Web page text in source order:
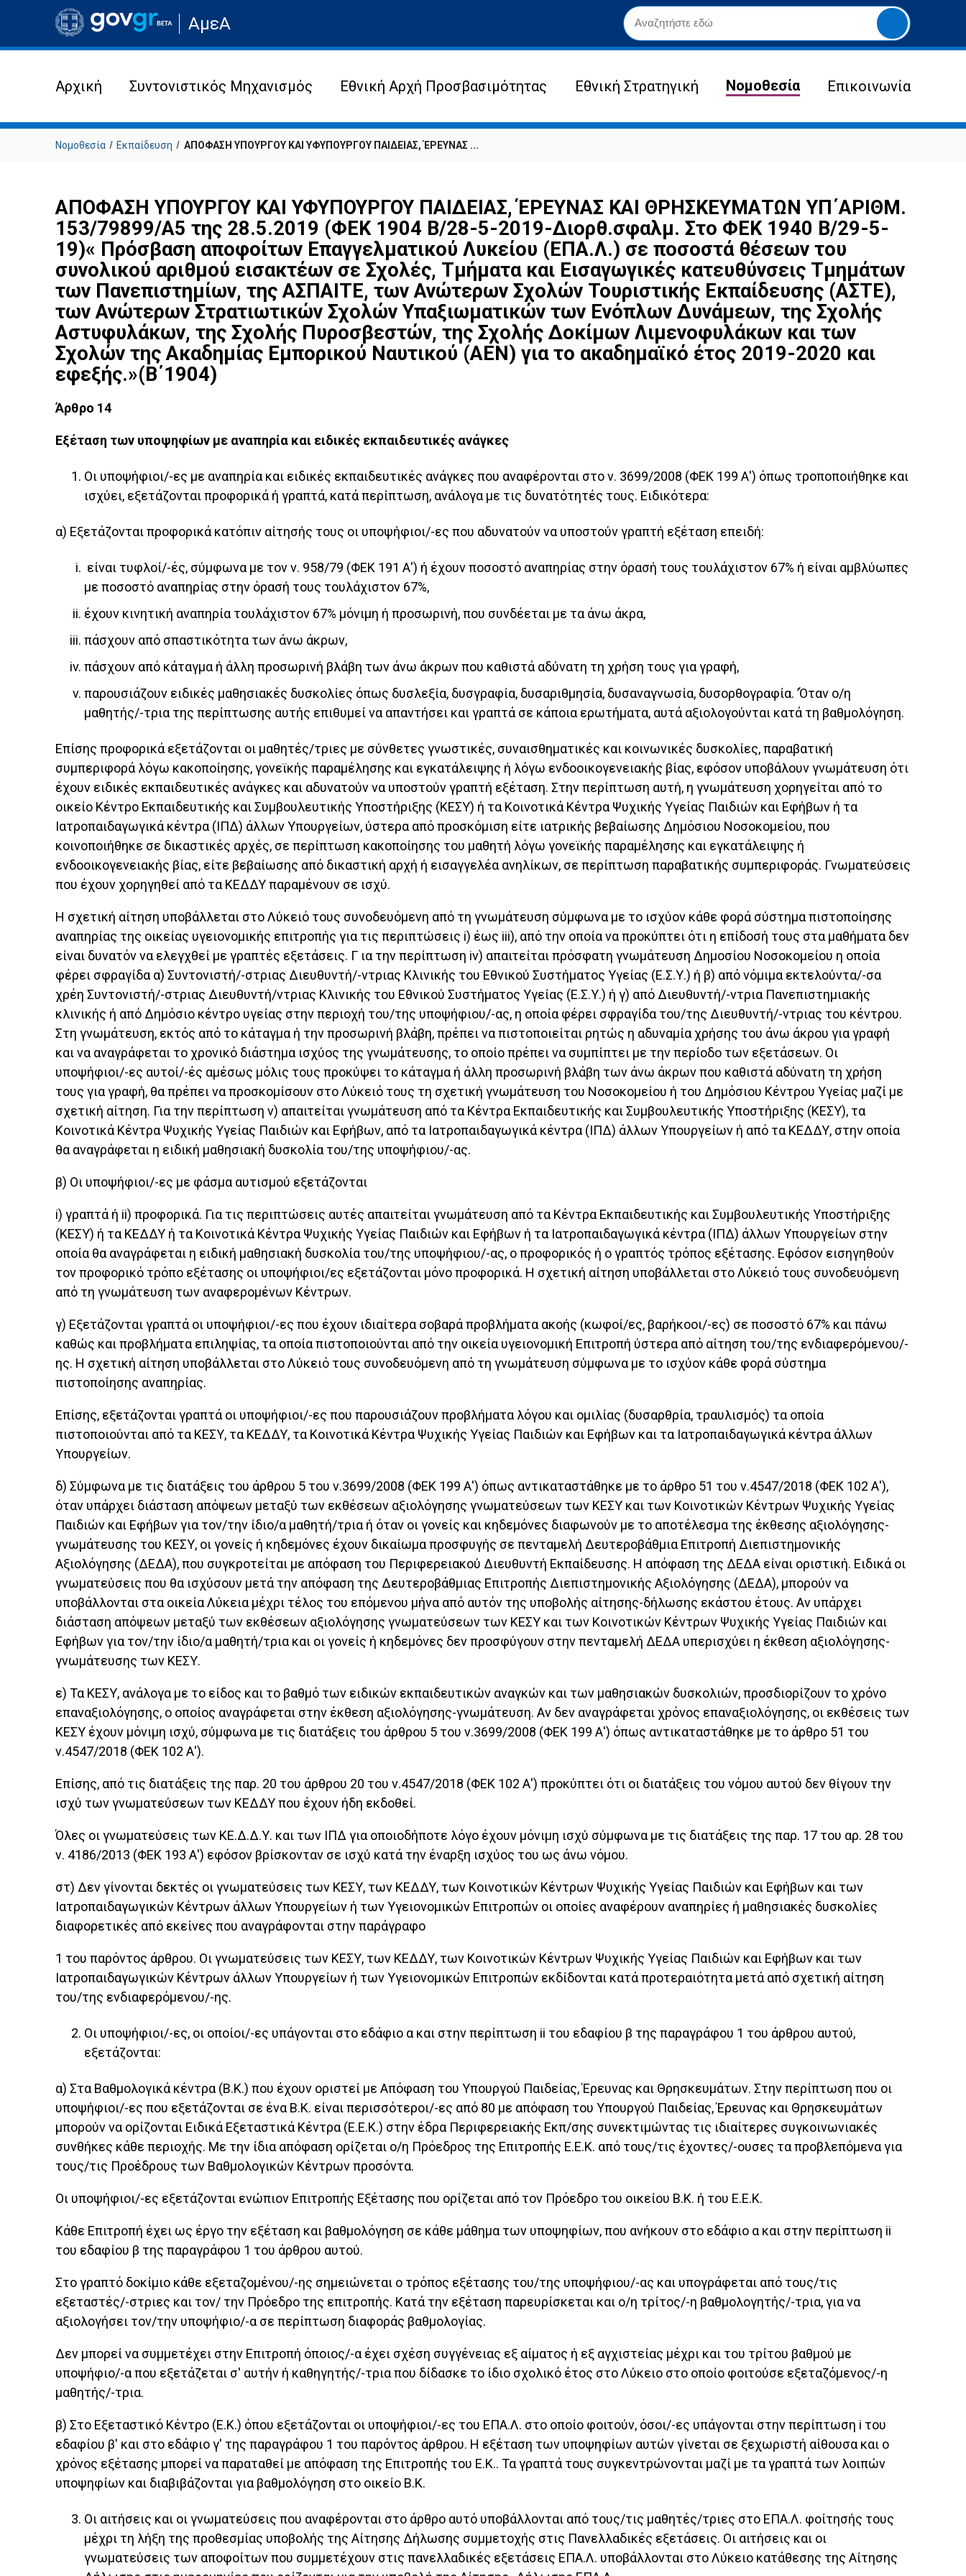
Μετάβαση
στην
σελίδα
ιστότοπου
ΑμεΑ
Yποβολή
αναζήτησης
Αρχική Συντονιστικός Μηχανισμός Εθνική Αρχή Προσβασιμότητας Εθνική Στρατηγική Νομοθεσία Επικοινωνία
Νομοθεσία Εκπαίδευση ΑΠΟΦΑΣΗ ΥΠΟΥΡΓΟΥ ΚΑΙ ΥΦΥΠΟΥΡΓΟΥ ΠΑΙΔΕΙΑΣ, ΈΡΕΥΝΑΣ ...
ΑΠΟΦΑΣΗ ΥΠΟΥΡΓΟΥ ΚΑΙ ΥΦΥΠΟΥΡΓΟΥ ΠΑΙΔΕΙΑΣ, ΈΡΕΥΝΑΣ ΚΑΙ ΘΡΗΣΚΕΥΜΑΤΩΝ ΥΠ΄ΑΡΙΘΜ.
153/79899/Α5 της 28.5.2019 (ΦΕΚ 1904 Β/28-5-2019-Διορθ.σφαλμ. Στο ΦΕΚ 1940 Β/29-5-
19)« Πρόσβαση αποφοίτων Επαγγελματικού Λυκείου (ΕΠΑ.Λ.) σε ποσοστά θέσεων του
συνολικού αριθμού εισακτέων σε Σχολές, Τμήματα και Εισαγωγικές κατευθύνσεις Τμημάτων
των Πανεπιστημίων, της ΑΣΠΑΙΤΕ, των Ανώτερων Σχολών Τουριστικής Εκπαίδευσης (ΑΣΤΕ),
των Ανώτερων Στρατιωτικών Σχολών Υπαξιωματικών των Ενόπλων Δυνάμεων, της Σχολής
Αστυφυλάκων, της Σχολής Πυροσβεστών, της Σχολής Δοκίμων Λιμενοφυλάκων και των
Σχολών της Ακαδημίας Εμπορικού Ναυτικού (ΑΕΝ) για το ακαδημαϊκό έτος 2019-2020 και
εφεξής.»(Β΄1904)
Άρθρο 14
Εξέταση των υποψηφίων με αναπηρία και ειδικές εκπαιδευτικές ανάγκες
Οι υποψήφιοι/-ες με αναπηρία και ειδικές εκπαιδευτικές ανάγκες που αναφέρονται στο ν. 3699/2008 (ΦΕΚ 199 Α') όπως τροποποιήθηκε και
ισχύει, εξετάζονται προφορικά ή γραπτά, κατά περίπτωση, ανάλογα με τις δυνατότητές τους. Ειδικότερα:
α) Εξετάζονται προφορικά κατόπιν αίτησής τους οι υποψήφιοι/-ες που αδυνατούν να υποστούν γραπτή εξέταση επειδή:
είναι τυφλοί/-ές, σύμφωνα με τον ν. 958/79 (ΦΕΚ 191 Α') ή έχουν ποσοστό αναπηρίας στην όρασή τους τουλάχιστον 67% ή είναι αμβλύωπες
με ποσοστό αναπηρίας στην όρασή τους τουλάχιστον 67%,
έχουν κινητική αναπηρία τουλάχιστον 67% μόνιμη ή προσωρινή, που συνδέεται με τα άνω άκρα,
πάσχουν από σπαστικότητα των άνω άκρων,
πάσχουν από κάταγμα ή άλλη προσωρινή βλάβη των άνω άκρων που καθιστά αδύνατη τη χρήση τους για γραφή,
παρουσιάζουν ειδικές μαθησιακές δυσκολίες όπως δυσλεξία, δυσγραφία, δυσαριθμησία, δυσαναγνωσία, δυσορθογραφία. ’Όταν ο/η
μαθητής/-τρια της περίπτωσης αυτής επιθυμεί να απαντήσει και γραπτά σε κάποια ερωτήματα, αυτά αξιολογούνται κατά τη βαθμολόγηση.
Επίσης προφορικά εξετάζονται οι μαθητές/τριες με σύνθετες γνωστικές, συναισθηματικές και κοινωνικές δυσκολίες, παραβατική
συμπεριφορά λόγω κακοποίησης, γονεϊκής παραμέλησης και εγκατάλειψης ή λόγω ενδοοικογενειακής βίας, εφόσον υποβάλουν γνωμάτευση ότι
έχουν ειδικές εκπαιδευτικές ανάγκες και αδυνατούν να υποστούν γραπτή εξέταση. Στην περίπτωση αυτή, η γνωμάτευση χορηγείται από το
οικείο Κέντρο Εκπαιδευτικής και Συμβουλευτικής Υποστήριξης (ΚΕΣΥ) ή τα Κοινοτικά Κέντρα Ψυχικής Υγείας Παιδιών και Εφήβων ή τα
Ιατροπαιδαγωγικά κέντρα (ΙΠΔ) άλλων Υπουργείων, ύστερα από προσκόμιση είτε ιατρικής βεβαίωσης Δημόσιου Νοσοκομείου, που
κοινοποιήθηκε σε δικαστικές αρχές, σε περίπτωση κακοποίησης του μαθητή λόγω γονεϊκής παραμέλησης και εγκατάλειψης ή
ενδοοικογενειακής βίας, είτε βεβαίωσης από δικαστική αρχή ή εισαγγελέα ανηλίκων, σε περίπτωση παραβατικής συμπεριφοράς. Γνωματεύσεις
που έχουν χορηγηθεί από τα ΚΕΔΔΥ παραμένουν σε ισχύ.
Η σχετική αίτηση υποβάλλεται στο Λύκειό τους συνοδευόμενη από τη γνωμάτευση σύμφωνα με το ισχύον κάθε φορά σύστημα πιστοποίησης
αναπηρίας της οικείας υγειονομικής επιτροπής για τις περιπτώσεις i) έως iii), από την οποία να προκύπτει ότι η επίδοσή τους στα μαθήματα δεν
είναι δυνατόν να ελεγχθεί με γραπτές εξετάσεις. Γ ια την περίπτωση iv) απαιτείται πρόσφατη γνωμάτευση Δημοσίου Νοσοκομείου η οποία
φέρει σφραγίδα α) Συντονιστή/-στριας Διευθυντή/-ντριας Κλινικής του Εθνικού Συστήματος Υγείας (Ε.Σ.Υ.) ή β) από νόμιμα εκτελούντα/-σα
χρέη Συντονιστή/-στριας Διευθυντή/ντριας Κλινικής του Εθνικού Συστήματος Υγείας (Ε.Σ.Υ.) ή γ) από Διευθυντή/-ντρια Πανεπιστημιακής
κλινικής ή από Δημόσιο κέντρο υγείας στην περιοχή του/της υποψήφιου/-ας, η οποία φέρει σφραγίδα του/της Διευθυντή/-ντριας του κέντρου.
Στη γνωμάτευση, εκτός από το κάταγμα ή την προσωρινή βλάβη, πρέπει να πιστοποιείται ρητώς η αδυναμία χρήσης του άνω άκρου για γραφή
και να αναγράφεται το χρονικό διάστημα ισχύος της γνωμάτευσης, το οποίο πρέπει να συμπίπτει με την περίοδο των εξετάσεων. Οι
υποψήφιοι/-ες αυτοί/-ές αμέσως μόλις τους προκύψει το κάταγμα ή άλλη προσωρινή βλάβη των άνω άκρων που καθιστά αδύνατη τη χρήση
τους για γραφή, θα πρέπει να προσκομίσουν στο Λύκειό τους τη σχετική γνωμάτευση του Νοσοκομείου ή του Δημόσιου Κέντρου Υγείας μαζί με
σχετική αίτηση. Για την περίπτωση ν) απαιτείται γνωμάτευση από τα Κέντρα Εκπαιδευτικής και Συμβουλευτικής Υποστήριξης (ΚΕΣΥ), τα
Κοινοτικά Κέντρα Ψυχικής Υγείας Παιδιών και Εφήβων, από τα Ιατροπαιδαγωγικά κέντρα (ΙΠΔ) άλλων Υπουργείων ή από τα ΚΕΔΔΥ, στην οποία
θα αναγράφεται η ειδική μαθησιακή δυσκολία του/της υποψήφιου/-ας.
β) Οι υποψήφιοι/-ες με φάσμα αυτισμού εξετάζονται
i) γραπτά ή ii) προφορικά. Για τις περιπτώσεις αυτές απαιτείται γνωμάτευση από τα Κέντρα Εκπαιδευτικής και Συμβουλευτικής Υποστήριξης
(ΚΕΣΥ) ή τα ΚΕΔΔΥ ή τα Κοινοτικά Κέντρα Ψυχικής Υγείας Παιδιών και Εφήβων ή τα Ιατροπαιδαγωγικά κέντρα (ΙΠΔ) άλλων Υπουργείων στην
οποία θα αναγράφεται η ειδική μαθησιακή δυσκολία του/της υποψήφιου/-ας, ο προφορικός ή ο γραπτός τρόπος εξέτασης. Εφόσον εισηγηθούν
τον προφορικό τρόπο εξέτασης οι υποψήφιοι/ες εξετάζονται μόνο προφορικά. Η σχετική αίτηση υποβάλλεται στο Λύκειό τους συνοδευόμενη
από τη γνωμάτευση των αναφερομένων Κέντρων.
γ) Εξετάζονται γραπτά οι υποψήφιοι/-ες που έχουν ιδιαίτερα σοβαρά προβλήματα ακοής (κωφοί/ες, βαρήκοοι/-ες) σε ποσοστό 67% και πάνω
καθώς και προβλήματα επιληψίας, τα οποία πιστοποιούνται από την οικεία υγειονομική Επιτροπή ύστερα από αίτηση του/της ενδιαφερόμενου/-
ης. Η σχετική αίτηση υποβάλλεται στο Λύκειό τους συνοδευόμενη από τη γνωμάτευση σύμφωνα με το ισχύον κάθε φορά σύστημα
πιστοποίησης αναπηρίας.
Επίσης, εξετάζονται γραπτά οι υποψήφιοι/-ες που παρουσιάζουν προβλήματα λόγου και ομιλίας (δυσαρθρία, τραυλισμός) τα οποία
πιστοποιούνται από τα ΚΕΣΥ, τα ΚΕΔΔΥ, τα Κοινοτικά Κέντρα Ψυχικής Υγείας Παιδιών και Εφήβων και τα Ιατροπαιδαγωγικά κέντρα άλλων
Υπουργείων.
δ) Σύμφωνα με τις διατάξεις του άρθρου 5 του ν.3699/2008 (ΦΕΚ 199 Α') όπως αντικαταστάθηκε με το άρθρο 51 του ν.4547/2018 (ΦΕΚ 102 Α'),
όταν υπάρχει διάσταση απόψεων μεταξύ των εκθέσεων αξιολόγησης γνωματεύσεων των ΚΕΣΥ και των Κοινοτικών Κέντρων Ψυχικής Υγείας
Παιδιών και Εφήβων για τον/την ίδιο/α μαθητή/τρια ή όταν οι γονείς και κηδεμόνες διαφωνούν με το αποτέλεσμα της έκθεσης αξιολόγησης-
γνωμάτευσης του ΚΕΣΥ, οι γονείς ή κηδεμόνες έχουν δικαίωμα προσφυγής σε πενταμελή Δευτεροβάθμια Επιτροπή Διεπιστημονικής
Αξιολόγησης (ΔΕΔΑ), που συγκροτείται με απόφαση του Περιφερειακού Διευθυντή Εκπαίδευσης. Η απόφαση της ΔΕΔΑ είναι οριστική. Ειδικά οι
γνωματεύσεις που θα ισχύσουν μετά την απόφαση της Δευτεροβάθμιας Επιτροπής Διεπιστημονικής Αξιολόγησης (ΔΕΔΑ), μπορούν να
υποβάλλονται στα οικεία Λύκεια μέχρι τέλος του επόμενου μήνα από αυτόν της υποβολής αίτησης-δήλωσης εκάστου έτους. Αν υπάρχει
διάσταση απόψεων μεταξύ των εκθέσεων αξιολόγησης γνωματεύσεων των ΚΕΣΥ και των Κοινοτικών Κέντρων Ψυχικής Υγείας Παιδιών και
Εφήβων για τον/την ίδιο/α μαθητή/τρια και οι γονείς ή κηδεμόνες δεν προσφύγουν στην πενταμελή ΔΕΔΑ υπερισχύει η έκθεση αξιολόγησης-
γνωμάτευσης των ΚΕΣΥ.
ε) Τα ΚΕΣΥ, ανάλογα με το είδος και το βαθμό των ειδικών εκπαιδευτικών αναγκών και των μαθησιακών δυσκολιών, προσδιορίζουν το χρόνο
επαναξιολόγησης, ο οποίος αναγράφεται στην έκθεση αξιολόγησης-γνωμάτευση. Αν δεν αναγράφεται χρόνος επαναξιολόγησης, οι εκθέσεις των
ΚΕΣΥ έχουν μόνιμη ισχύ, σύμφωνα με τις διατάξεις του άρθρου 5 του ν.3699/2008 (ΦΕΚ 199 Α') όπως αντικαταστάθηκε με το άρθρο 51 του
ν.4547/2018 (ΦΕΚ 102 Α').
Επίσης, από τις διατάξεις της παρ. 20 του άρθρου 20 του ν.4547/2018 (ΦΕΚ 102 Α') προκύπτει ότι οι διατάξεις του νόμου αυτού δεν θίγουν την
ισχύ των γνωματεύσεων των ΚΕΔΔΥ που έχουν ήδη εκδοθεί.
Όλες οι γνωματεύσεις των ΚΕ.Δ.Δ.Υ. και των ΙΠΔ για οποιοδήποτε λόγο έχουν μόνιμη ισχύ σύμφωνα με τις διατάξεις της παρ. 17 του αρ. 28 του
ν. 4186/2013 (ΦΕΚ 193 Α') εφόσον βρίσκονταν σε ισχύ κατά την έναρξη ισχύος του ως άνω νόμου.
στ) Δεν γίνονται δεκτές οι γνωματεύσεις των ΚΕΣΥ, των ΚΕΔΔΥ, των Κοινοτικών Κέντρων Ψυχικής Υγείας Παιδιών και Εφήβων και των
Ιατροπαιδαγωγικών Κέντρων άλλων Υπουργείων ή των Υγειονομικών Επιτροπών οι οποίες αναφέρουν αναπηρίες ή μαθησιακές δυσκολίες
διαφορετικές από εκείνες που αναγράφονται στην παράγραφο
1 του παρόντος άρθρου. Οι γνωματεύσεις των ΚΕΣΥ, των ΚΕΔΔΥ, των Κοινοτικών Κέντρων Ψυχικής Υγείας Παιδιών και Εφήβων και των
Ιατροπαιδαγωγικών Κέντρων άλλων Υπουργείων ή των Υγειονομικών Επιτροπών εκδίδονται κατά προτεραιότητα μετά από σχετική αίτηση
του/της ενδιαφερόμενου/-ης.
Οι υποψήφιοι/-ες, οι οποίοι/-ες υπάγονται στο εδάφιο α και στην περίπτωση ii του εδαφίου β της παραγράφου 1 του άρθρου αυτού,
εξετάζονται:
α) Στα Βαθμολογικά κέντρα (Β.Κ.) που έχουν οριστεί με Απόφαση του Υπουργού Παιδείας, Έρευνας και Θρησκευμάτων. Στην περίπτωση που οι
υποψήφιοι/-ες που εξετάζονται σε ένα Β.Κ. είναι περισσότεροι/-ες από 80 με απόφαση του Υπουργού Παιδείας, Έρευνας και Θρησκευμάτων
μπορούν να ορίζονται Ειδικά Εξεταστικά Κέντρα (Ε.Ε.Κ.) στην έδρα Περιφερειακής Εκπ/σης συνεκτιμώντας τις ιδιαίτερες συγκοινωνιακές
συνθήκες κάθε περιοχής. Με την ίδια απόφαση ορίζεται ο/η Πρόεδρος της Επιτροπής Ε.Ε.Κ. από τους/τις έχοντες/-ουσες τα προβλεπόμενα για
τους/τις Προέδρους των Βαθμολογικών Κέντρων προσόντα.
Οι υποψήφιοι/-ες εξετάζονται ενώπιον Επιτροπής Εξέτασης που ορίζεται από τον Πρόεδρο του οικείου Β.Κ. ή του Ε.Ε.Κ.
Κάθε Επιτροπή έχει ως έργο την εξέταση και βαθμολόγηση σε κάθε μάθημα των υποψηφίων, που ανήκουν στο εδάφιο α και στην περίπτωση ii
του εδαφίου β της παραγράφου 1 του άρθρου αυτού.
Στο γραπτό δοκίμιο κάθε εξεταζομένου/-ης σημειώνεται ο τρόπος εξέτασης του/της υποψήφιου/-ας και υπογράφεται από τους/τις
εξεταστές/-στριες και τον/ την Πρόεδρο της επιτροπής. Κατά την εξέταση παρευρίσκεται και ο/η τρίτος/-η βαθμολογητής/-τρια, για να
αξιολογήσει τον/την υποψήφιο/-α σε περίπτωση διαφοράς βαθμολογίας.
Δεν μπορεί να συμμετέχει στην Επιτροπή όποιος/-α έχει σχέση συγγένειας εξ αίματος ή εξ αγχιστείας μέχρι και του τρίτου βαθμού με
υποψήφιο/-α που εξετάζεται σ' αυτήν ή καθηγητής/-τρια που δίδασκε το ίδιο σχολικό έτος στο Λύκειο στο οποίο φοιτούσε εξεταζόμενος/-η
μαθητής/-τρια.
β) Στο Εξεταστικό Κέντρο (Ε.Κ.) όπου εξετάζονται οι υποψήφιοι/-ες του ΕΠΑ.Λ. στο οποίο φοιτούν, όσοι/-ες υπάγονται στην περίπτωση i του
εδαφίου β' και στο εδάφιο γ' της παραγράφου 1 του παρόντος άρθρου. Η εξέταση των υποψηφίων αυτών γίνεται σε ξεχωριστή αίθουσα και ο
χρόνος εξέτασης μπορεί να παραταθεί με απόφαση της Επιτροπής του Ε.Κ.. Τα γραπτά τους συγκεντρώνονται μαζί με τα γραπτά των λοιπών
υποψηφίων και διαβιβάζονται για βαθμολόγηση στο οικείο Β.Κ.
Οι αιτήσεις και οι γνωματεύσεις που αναφέρονται στο άρθρο αυτό υποβάλλονται από τους/τις μαθητές/τριες στο ΕΠΑ.Λ. φοίτησής τους
μέχρι τη λήξη της προθεσμίας υποβολής της Αίτησης Δήλωσης συμμετοχής στις Πανελλαδικές εξετάσεις. Οι αιτήσεις και οι
γνωματεύσεις των αποφοίτων που συμμετέχουν στις πανελλαδικές εξετάσεις ΕΠΑ.Λ. υποβάλλονται στο Λύκειο κατάθεσης της Αίτησης